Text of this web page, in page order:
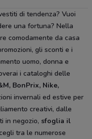
di tendenza? Vuoi
una fortuna? Nella
comodamente da casa
gli sconti e i
uomo, donna e
i cataloghi delle
BonPrix, Nike,
invernali ed estive per
creativi, dalle
in negozio, sfoglia il
tra le numerose